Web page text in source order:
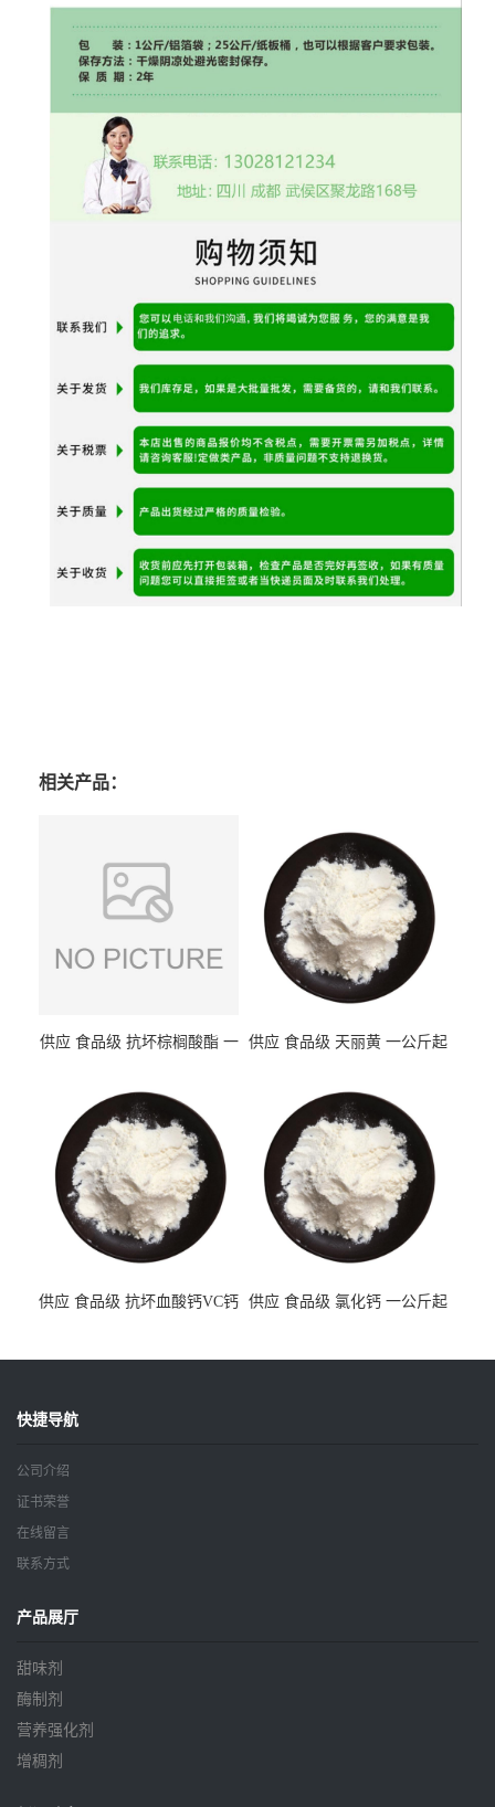
相关产品：
供应 食品级 抗坏棕榈酸酯 一
供应 食品级 天丽黄 一公斤起
供应 食品级 抗坏血酸钙VC钙 供应 食品级 氯化钙 一公斤起
快捷导航
公司介绍
证书荣誉
在线留言
联系方式
产品展厅
甜味剂
酶制剂
营养强化剂
增稠剂